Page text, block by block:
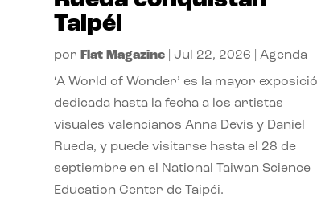
Taipéi
por Flat Magazine| Jul 22, 2026 Agenda
‘A World of Wonder’ es la mayor
dedicada hasta la fecha a los artistas
visuales valencianos Anna Devís y Daniel
Rueda, y puede visitarse hasta el 28 de
septiembre en el National Taiwan Science
Education Center de Taipéi.